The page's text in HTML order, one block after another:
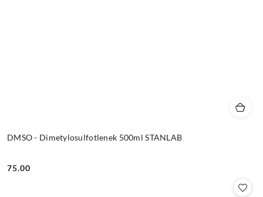
DMSO - Dimetylosulfotlenek 500ml STANLAB
Cena:
75.00